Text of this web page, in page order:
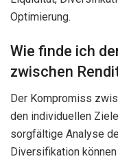
Optimierung.
Wie finde ich
zwischen
Der Kompromiss
den individuellen
sorgfältige Analyse
Diversifikation